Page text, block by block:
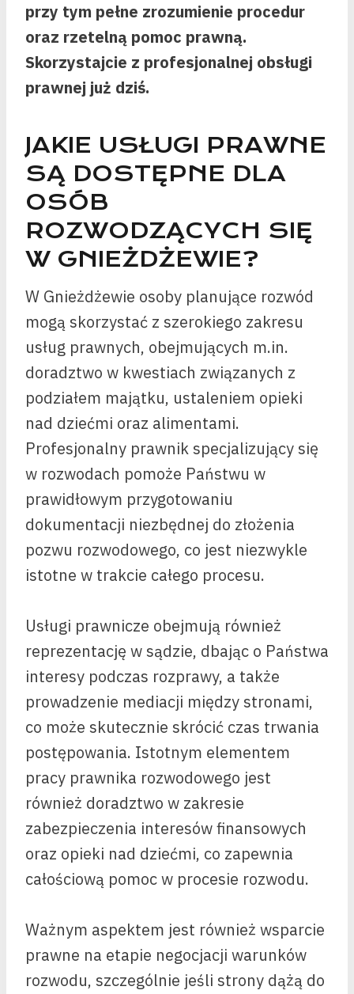
przy tym pełne zrozumienie procedur
oraz rzetelną pomoc prawną.
Skorzystajcie z profesjonalnej obsługi
prawnej już dziś.
JAKIE USŁUGI PRAWNE
SĄ DOSTĘPNE DLA
OSÓB
ROZWODZĄCYCH SIĘ
W GNIEŻDŻEWIE?
W Gnieżdżewie osoby planujące rozwód
mogą skorzystać z szerokiego zakresu
usług prawnych, obejmujących m.in.
doradztwo w kwestiach związanych z
podziałem majątku, ustaleniem opieki
nad dziećmi oraz alimentami.
Profesjonalny prawnik specjalizujący się
w rozwodach pomoże Państwu w
prawidłowym przygotowaniu
dokumentacji niezbędnej do złożenia
pozwu rozwodowego, co jest niezwykle
istotne w trakcie całego procesu.
Usługi prawnicze obejmują również
reprezentację w sądzie, dbając o Państwa
interesy podczas rozprawy, a także
prowadzenie mediacji między stronami,
co może skutecznie skrócić czas trwania
postępowania. Istotnym elementem
pracy prawnika rozwodowego jest
również doradztwo w zakresie
zabezpieczenia interesów finansowych
oraz opieki nad dziećmi, co zapewnia
całościową pomoc w procesie rozwodu.
Ważnym aspektem jest również wsparcie
prawne na etapie negocjacji warunków
rozwodu, szczególnie jeśli strony dążą do